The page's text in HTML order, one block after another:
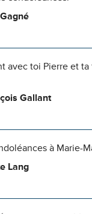
avec toi Pierre et
Gallant
à Marie-
Lang